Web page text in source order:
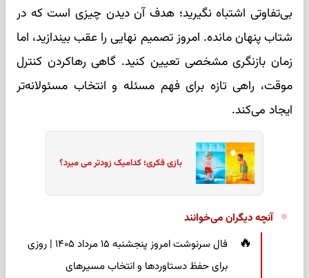
بی‌تفاوتی اشتباه نگیرید؛ هدف آن دیدن چیزی است که در
شتاب پنهان مانده. امروز تصمیم نهایی را عقب بیندازید، اما
زمان بازنگری مشخصی تعیین کنید. گاهی رهاکردن کنترل
موقت، راهی تازه برای فهم مسئله و انتخاب مسئولانه‌تر
ایجاد می‌کند.
بازی فکری؛ کدامیک زودتر می میرد؟
آنچه دیگران می‌خوانند
فال سرنوشت امروز پنجشنبه ۱۵ مرداد ۱۴۰۵ | روزی
برای حفظ دستاوردها و انتخاب مسیرهای